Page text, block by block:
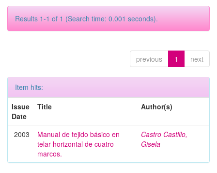
Results 1-1 of 1 (Search time: 0.001 seconds).
previous 1 next
Item hits:
Issue
Date
Title Author(s)
2003
Manual de tejido básico en
telar horizontal de cuatro
marcos.
Castro Castillo,
Gisela